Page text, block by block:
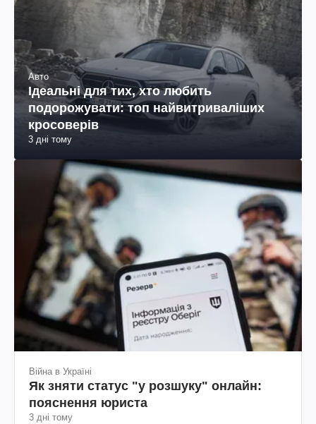
Авто
Ідеальні для тих, хто любить
подорожувати: топ найвитриваліших
кросоверів
3 дні тому
Війна в Україні
Як зняти статус "у розшуку" онлайн:
пояснення юриста
3 дні тому